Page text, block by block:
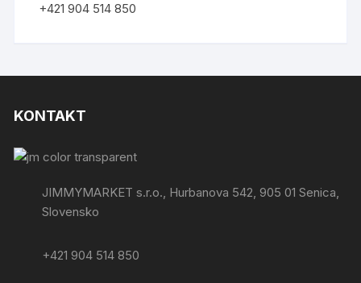
+421 904 514 850
KONTAKT
JIMMYMARKET s.r.o., Hurbanova 542, 905 01 Senica,
Slovensko
+421 904 514 850